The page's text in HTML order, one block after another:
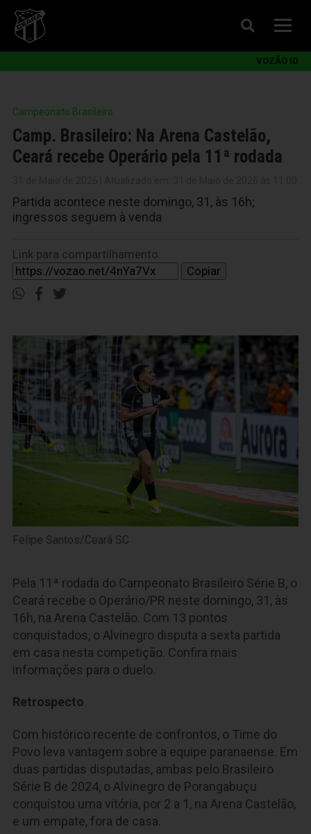
VOZÃO ID
Campeonato Brasileiro
Camp. Brasileiro: Na Arena Castelão,
Ceará recebe Operário pela 11ª rodada
Partida acontece neste domingo, 31, às 16h;
ingressos seguem à venda
Link para compartilhamento:
Copiar
Felipe Santos/Ceará SC
Pela 11ª rodada do Campeonato Brasileiro Série B, o
Ceará recebe o Operário/PR neste domingo, 31, às
16h, na Arena Castelão. Com 13 pontos
conquistados, o Alvinegro disputa a sexta partida
em casa nesta competição. Confira mais
informações para o duelo.
Retrospecto
Com histórico recente de confrontos, o Time do
Povo leva vantagem sobre a equipe paranaense. Em
duas partidas disputadas, ambas pelo Brasileiro
Série B de 2024, o Alvinegro de Porangabuçu
conquistou uma vitória, por 2 a 1, na Arena Castelão,
e um empate, fora de casa.